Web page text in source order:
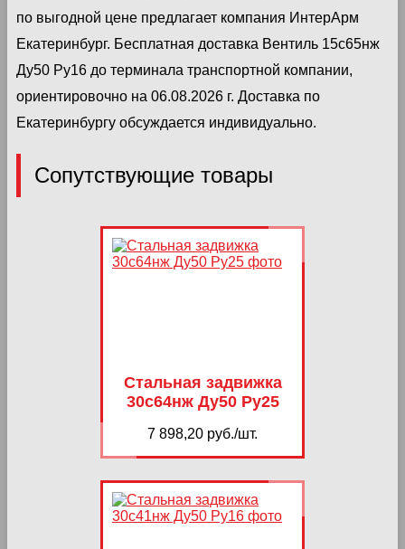
по выгодной цене предлагает компания ИнтерАрм
Екатеринбург. Бесплатная доставка Вентиль 15с65нж
Ду50 Ру16 до терминала транспортной компании,
ориентировочно на 06.08.2026 г. Доставка по
Екатеринбургу обсуждается индивидуально.
Сопутствующие товары
Стальная задвижка
30с64нж Ду50 Ру25
7 898,20 руб./шт.